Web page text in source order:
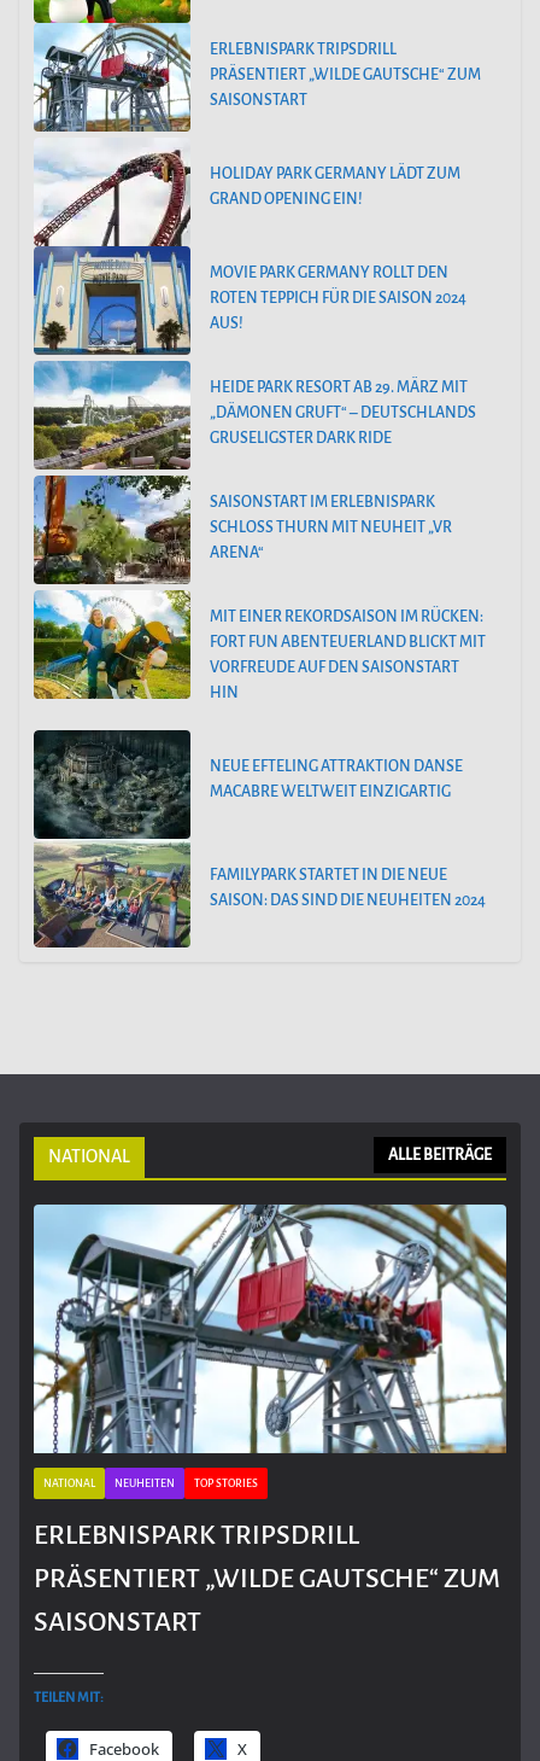
ERLEBNISPARK TRIPSDRILL
PRÄSENTIERT „WILDE GAUTSCHE“ ZUM
SAISONSTART
HOLIDAY PARK GERMANY LÄDT ZUM
GRAND OPENING EIN!
MOVIE PARK GERMANY ROLLT DEN
ROTEN TEPPICH FÜR DIE SAISON 2024
AUS!
HEIDE PARK RESORT AB 29. MÄRZ MIT
„DÄMONEN GRUFT“ – DEUTSCHLANDS
GRUSELIGSTER DARK RIDE
SAISONSTART IM ERLEBNISPARK
SCHLOSS THURN MIT NEUHEIT „VR
ARENA“
MIT EINER REKORDSAISON IM RÜCKEN:
FORT FUN ABENTEUERLAND BLICKT MIT
VORFREUDE AUF DEN SAISONSTART
HIN
NEUE EFTELING ATTRAKTION DANSE
MACABRE WELTWEIT EINZIGARTIG
FAMILYPARK STARTET IN DIE NEUE
SAISON: DAS SIND DIE NEUHEITEN 2024
NATIONAL ALLE BEITRÄGE
NATIONAL NEUHEITEN TOP STORIES
ERLEBNISPARK TRIPSDRILL
PRÄSENTIERT „WILDE GAUTSCHE“ ZUM
SAISONSTART
TEILEN MIT:
Facebook X